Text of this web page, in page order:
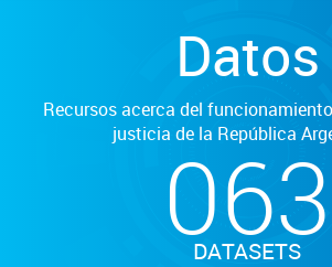
Datos
Recursos acerca del
justicia de la República
063
DATASETS